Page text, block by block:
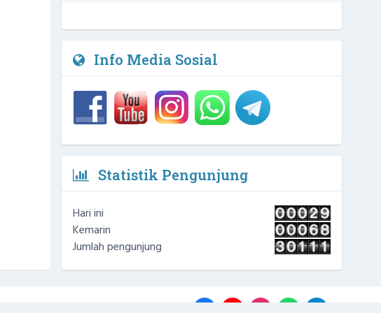
Info Media Sosial
Statistik Pengunjung
Hari ini
Kemarin
Jumlah pengunjung